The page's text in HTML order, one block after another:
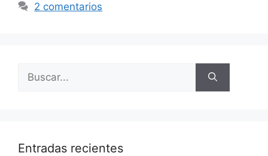
2 comentarios
Buscar:
Entradas recientes